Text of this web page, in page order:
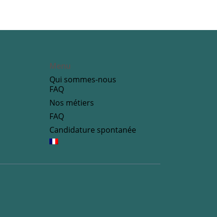
Menu
Qui sommes-nous
FAQ
Nos métiers
FAQ
Candidature spontanée